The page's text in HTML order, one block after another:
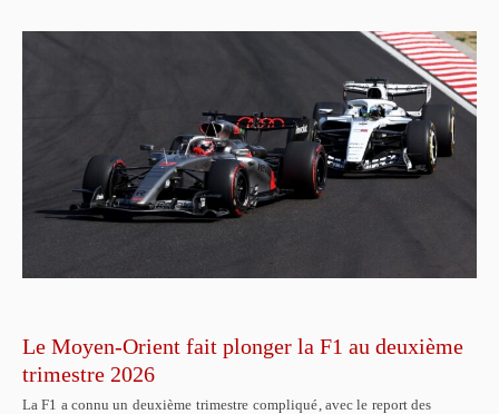
Le Moyen-Orient fait plonger la F1 au deuxième
trimestre 2026
La F1 a connu un deuxième trimestre compliqué, avec le report des